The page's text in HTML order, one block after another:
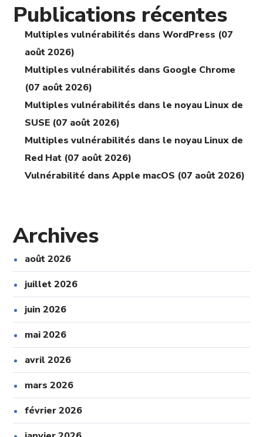
Publications récentes
Multiples vulnérabilités dans WordPress (07
août 2026)
Multiples vulnérabilités dans Google Chrome
(07 août 2026)
Multiples vulnérabilités dans le noyau Linux de
SUSE (07 août 2026)
Multiples vulnérabilités dans le noyau Linux de
Red Hat (07 août 2026)
Vulnérabilité dans Apple macOS (07 août 2026)
Archives
août 2026
juillet 2026
juin 2026
mai 2026
avril 2026
mars 2026
février 2026